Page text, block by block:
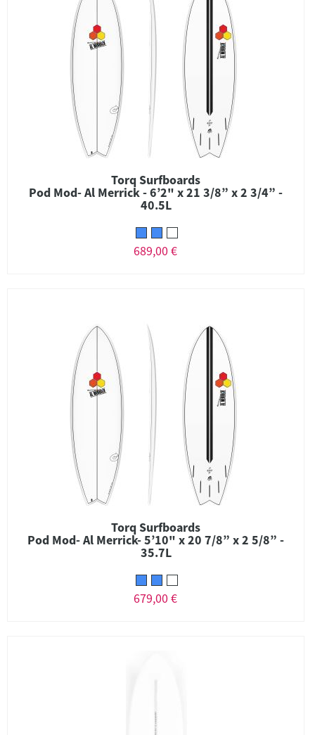
Torq Surfboards
Pod Mod- Al Merrick - 6’2" x 21 3/8” x 2 3/4” -
40.5L
689,00 €
Torq Surfboards
Pod Mod- Al Merrick- 5’10" x 20 7/8” x 2 5/8” -
35.7L
679,00 €